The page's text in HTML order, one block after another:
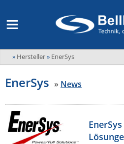
M2M Router, Antennen, VPN &
Fernwartung via Mobilfunk (M2M)
SD-WAN & Bonding
Antennen
Adder
Advantech
Advantech-Conel
AKCP / AKCess Pro
Amit
Übersicht
Wissen
Neue Produkte
LAGERABVERKAUF
Unternehmen
Ansprechpersonen
Veranstaltungen
» Hersteller» EnerSys
EnerSys » News